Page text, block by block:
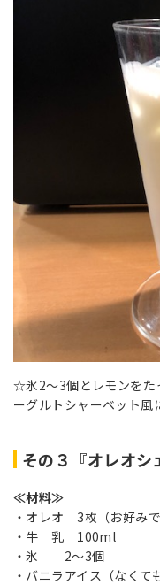
☆氷2～3個とレモンをた
ーグルトシャーベット風
その３『オレオシ
≪材料≫
・オレオ 3枚（お好みで
・牛 乳 100ml
・氷 2～3個
・バニラアイス（なくて